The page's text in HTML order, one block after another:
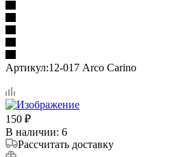
Артикул:12-017 Arco Carino
150 ₽
В наличии: 6
Рассчитать доставку